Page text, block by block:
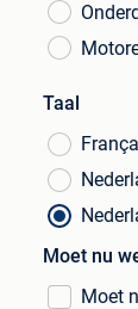
Taal
Moet nu
Moet